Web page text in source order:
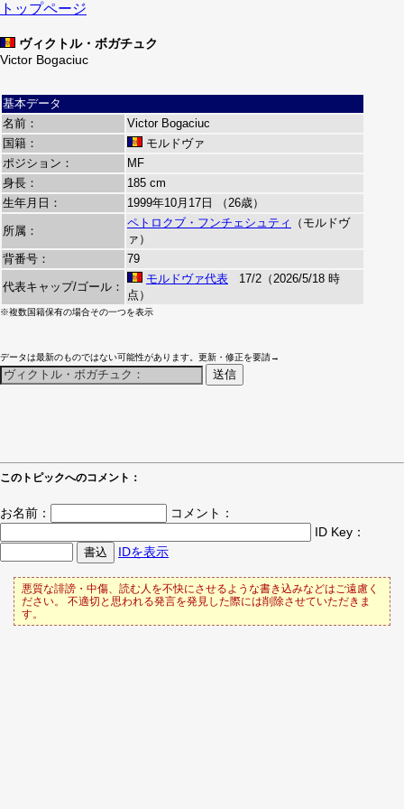
トップページ
ヴィクトル・ボガチュク
Victor Bogaciuc
基本データ
名前：
Victor Bogaciuc
国籍：
モルドヴァ
ポジション：
MF
身長：
185 cm
生年月日：
1999年10月17日 （26歳）
所属：
ペトロクブ・フンチェシュティ
（モルドヴ
ァ）
背番号：
79
代表キャップ/ゴール：
モルドヴァ代表 17/2（2026/5/18 時
点）
※複数国籍保有の場合その一つを表示
データは最新のものではない可能性があります。更新・修正を要請→
このトピックへのコメント：
お名前：
コメント：
ID Key：
IDを表示
悪質な誹謗・中傷、読む人を不快にさせるような書き込みなどはご遠慮く
ださい。 不適切と思われる発言を発見した際には削除させていただきま
す。